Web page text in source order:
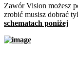
Zawór Vision możesz
zrobić musisz dobrać
schematach poniżej